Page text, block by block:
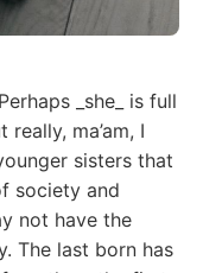
_she_ is full
ma’am, I
sisters that
society and
not have the
The last born has